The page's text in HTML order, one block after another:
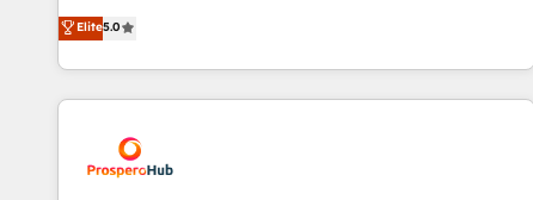
the HubSpot ecosystem as a reliable partner capable of
delivering remarkable experiences for our most
Operations, Custom Integrations, Custom AI agents and AI-
ready Website Design With over 15 years of experience, we
help companies bridge the gap between marketing, sales,
and customer success through smart automation, data
us because we blend the expertise of a global consultancy
with the care and agility of a boutique firm. At Triario, we’re
Elite5.0